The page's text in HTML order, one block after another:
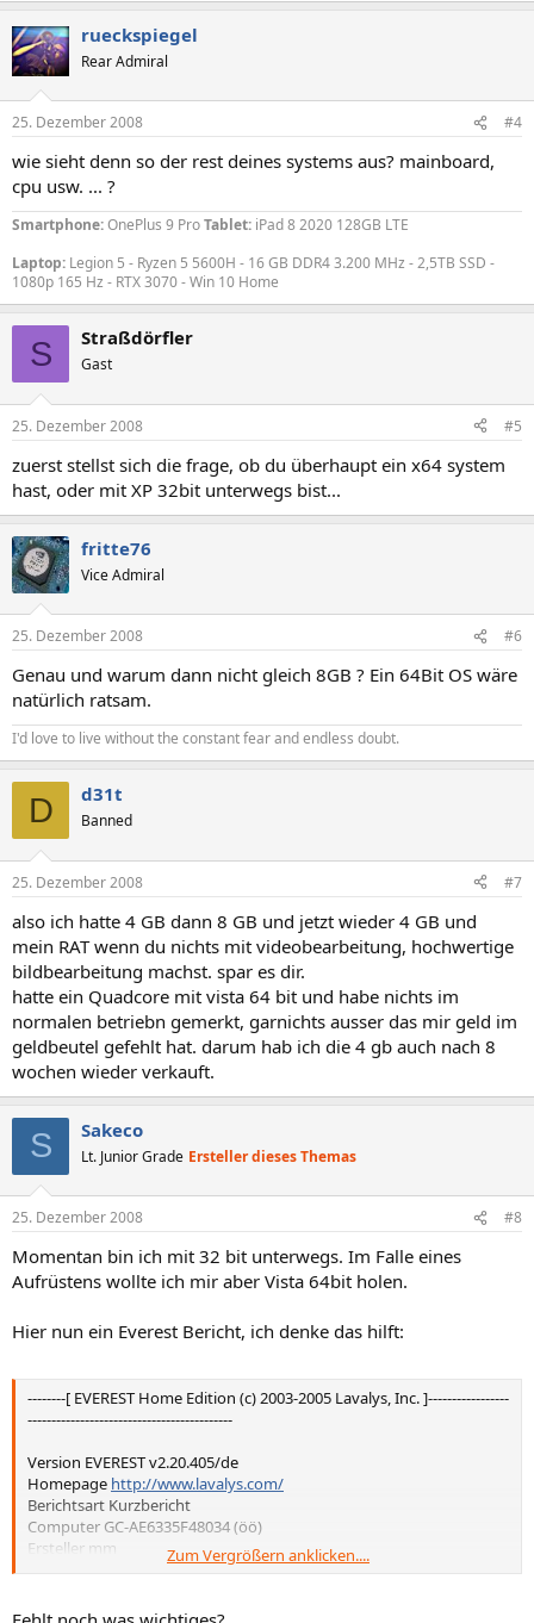
rueckspiegel
Rear Admiral
25. Dezember 2008 #4
wie sieht denn so der rest deines systems aus? mainboard,
cpu usw. ... ?
Smartphone:OnePlus 9 ProTablet: iPad 8 2020 128GB LTE
Laptop: Legion 5 - Ryzen 5 5600H - 16 GB DDR4 3.200 MHz - 2,5TB SSD -
1080p 165 Hz - RTX 3070 - Win 10 Home
S Straßdörfler
Gast
25. Dezember 2008 #5
zuerst stellst sich die frage, ob du überhaupt ein x64 system
hast, oder mit XP 32bit unterwegs bist...
fritte76
Vice Admiral
25. Dezember 2008 #6
Genau und warum dann nicht gleich 8GB ? Ein 64Bit OS wäre
natürlich ratsam.
I'd love to live without the constant fear and endless doubt.
D d31t
Banned
25. Dezember 2008 #7
also ich hatte 4 GB dann 8 GB und jetzt wieder 4 GB und
mein RAT wenn du nichts mit videobearbeitung, hochwertige
bildbearbeitung machst. spar es dir.
hatte ein Quadcore mit vista 64 bit und habe nichts im
normalen betriebn gemerkt, garnichts ausser das mir geld im
geldbeutel gefehlt hat. darum hab ich die 4 gb auch nach 8
wochen wieder verkauft.
S Sakeco
Lt. Junior Grade Ersteller dieses Themas
25. Dezember 2008 #8
Momentan bin ich mit 32 bit unterwegs. Im Falle eines
Aufrüstens wollte ich mir aber Vista 64bit holen.
Hier nun ein Everest Bericht, ich denke das hilft:
--------[ EVEREST Home Edition (c) 2003-2005 Lavalys, Inc. ]-----------------
-------------------------------------------
Version EVEREST v2.20.405/de
Homepage http://www.lavalys.com/
Berichtsart Kurzbericht
Computer GC-AE6335F48034 (öö)
Ersteller mm
Betriebssystem Microsoft Windows XP Home Edition 5.1.2600
Datum 2008-12-25
Zum Vergrößern anklicken....